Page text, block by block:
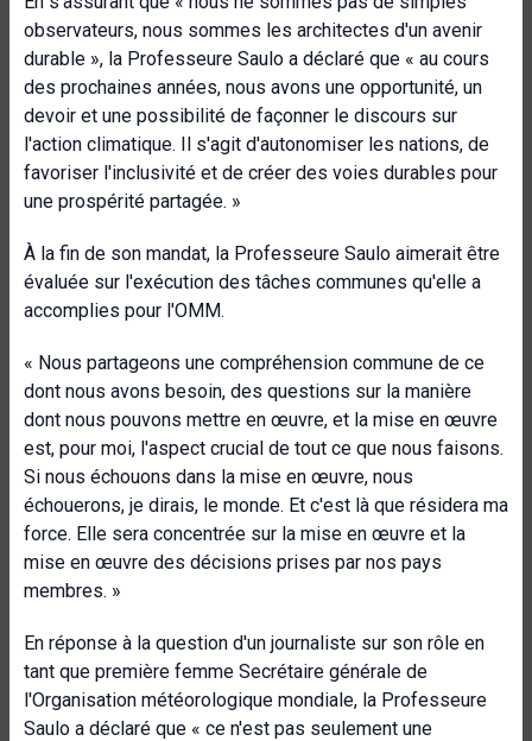
observateurs, nous sommes les architectes d'un avenir
durable », la Professeure Saulo a déclaré que « au cours
des prochaines années, nous avons une opportunité, un
devoir et une possibilité de façonner le discours sur
l'action climatique. Il s'agit d'autonomiser les nations, de
favoriser l'inclusivité et de créer des voies durables pour
une prospérité partagée. »
À la fin de son mandat, la Professeure Saulo aimerait être
évaluée sur l'exécution des tâches communes qu'elle a
accomplies pour l'OMM.
« Nous partageons une compréhension commune de ce
dont nous avons besoin, des questions sur la manière
dont nous pouvons mettre en œuvre, et la mise en œuvre
est, pour moi, l'aspect crucial de tout ce que nous faisons.
Si nous échouons dans la mise en œuvre, nous
échouerons, je dirais, le monde. Et c'est là que résidera ma
force. Elle sera concentrée sur la mise en œuvre et la
mise en œuvre des décisions prises par nos pays
membres. »
En réponse à la question d'un journaliste sur son rôle en
tant que première femme Secrétaire générale de
l'Organisation météorologique mondiale, la Professeure
Saulo a déclaré que « ce n'est pas seulement une